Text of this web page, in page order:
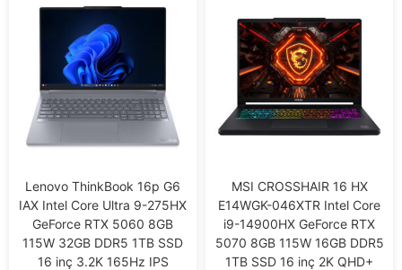
Lenovo ThinkBook 16p G6
IAX Intel Core Ultra 9-275HX
GeForce RTX 5060 8GB
115W 32GB DDR5 1TB SSD
16 inç 3.2K 165Hz IPS
MSI CROSSHAIR 16 HX
E14WGK-046XTR Intel Core
i9-14900HX GeForce RTX
5070 8GB 115W 16GB DDR5
1TB SSD 16 inç 2K QHD+